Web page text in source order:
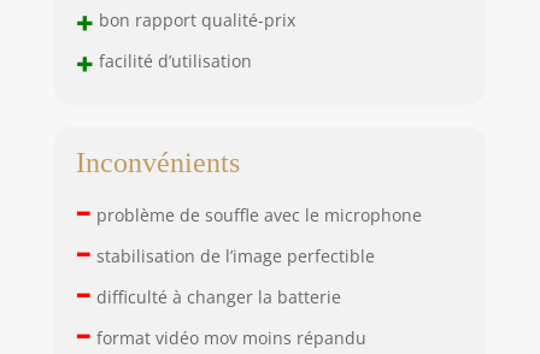
+ bon rapport qualité-prix
+ facilité d’utilisation
Inconvénients
– problème de souffle avec le microphone
– stabilisation de l’image perfectible
– difficulté à changer la batterie
– format vidéo mov moins répandu